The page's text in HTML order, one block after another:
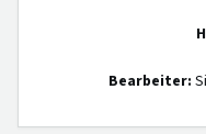
Bearbeiter: